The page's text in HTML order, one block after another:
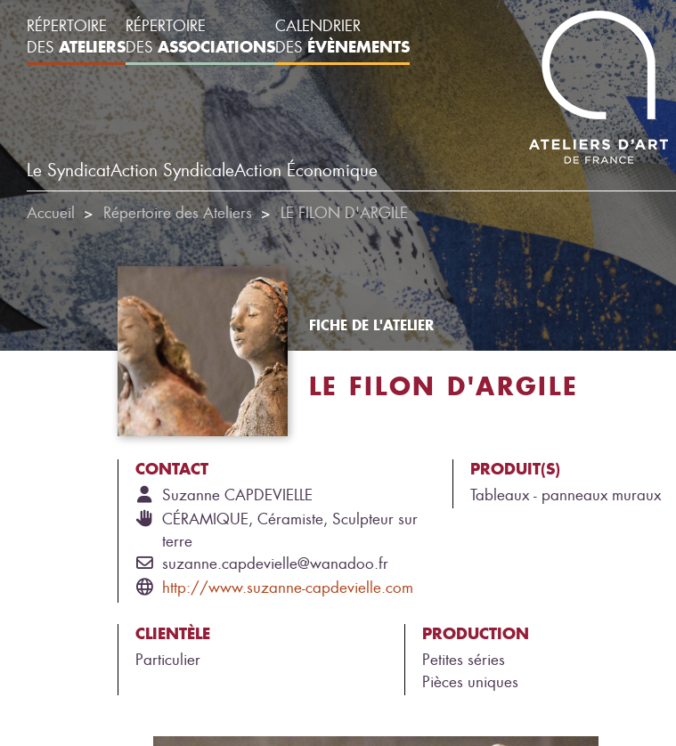
RÉPERTOIRE
DESATELIERS
RÉPERTOIRE
DESASSOCIATIONS
CALENDRIER
DESÉVÈNEMENTS
Le SyndicatAction SyndicaleAction Économique
Accueil Répertoire des Ateliers LE FILON D'ARGILE
FICHE DE L'ATELIER
LE FILON D'ARGILE
CONTACT
Suzanne CAPDEVIELLE
CÉRAMIQUE, Céramiste, Sculpteur sur
terre
suzanne.capdevielle@wanadoo.fr
http://www.suzanne-capdevielle.com
PRODUIT(S)
Tableaux - panneaux muraux
CLIENTÈLE
Particulier
PRODUCTION
Petites séries
Pièces uniques